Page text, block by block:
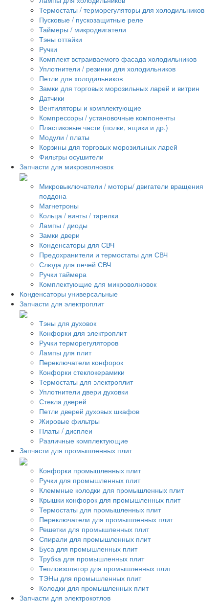
Термостаты / терморегуляторы для холодильников
Пусковые / пускозащитные реле
Таймеры / микродвигатели
Тэны оттайки
Ручки
Комплект встраиваемого фасада холодильников
Уплотнители / резинки для холодильников
Петли для холодильников
Замки для торговых морозильных ларей и витрин
Датчики
Вентиляторы и комплектующие
Компрессоры / установочные компоненты
Пластиковые части (полки, ящики и др.)
Модули / платы
Корзины для торговых морозильных ларей
Фильтры осушители
Запчасти для микроволновок
Микровыключатели / моторы/ двигатели вращения
поддона
Магнетроны
Кольца / винты / тарелки
Лампы / диоды
Замки двери
Конденсаторы для СВЧ
Предохранители и термостаты для СВЧ
Слюда для печей СВЧ
Ручки таймера
Комплектующие для микроволновок
Конденсаторы универсальные
Запчасти для электроплит
Тэны для духовок
Конфорки для электроплит
Ручки терморегуляторов
Лампы для плит
Переключатели конфорок
Конфорки стеклокерамики
Термостаты для электроплит
Уплотнители двери духовки
Стекла дверей
Петли дверей духовых шкафов
Жировые фильтры
Платы / дисплеи
Различные комплектующие
Запчасти для промышленных плит
Конфорки промышленных плит
Ручки для промышленных плит
Клеммные колодки для промышленных плит
Крышки конфорок для промышленных плит
Термостаты для промышленных плит
Переключатели для промышленных плит
Решетки для промышленных плит
Спирали для промышленных плит
Буса для промышленных плит
Трубка для промышленных плит
Теплоизолятор для промышленных плит
ТЭНы для промышленных плит
Колодки для промышленных плит
Запчасти для электрокотлов